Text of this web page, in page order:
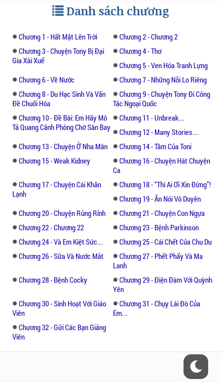
thông qua”Cà phê cùng Tony”có thể thổi
nguồn cảm hứng tới những độc giả không
có điều kiện sử dụng internet, đồng thời
khuyến khích văn hóa đọc ở các bạn trẻ
trong thời đại mà văn hóa nghe nhìn đang
dần chiếm ưu thế.
Đơn giản và không cầu kì, đọc”Cà phê cùng
Tony”,độc giả sẽ cảm thấy như đang khám
phá câu chuyện của chính mình qua cách kể
của một người khác. Đọc”Cà phê cùng
Tony”,độc giả không thể cười lớn như khi
đọc những mẩu chuyện cười, họ chỉ có thể
tủm tỉm với những triết lí dí dỏm mà TnBS
Liệu tình yêu này rồi sẽ tiếp diễn đến đâu
nữa, mọi thứ sẽ còn ra sao, mời bạn đón đọc
truyện ngôn tình đặc sắc này để giải đáp
những thắc mắc, những nỗi lo âu, những gì
mà người ta còn trăn trở. Mời bạn tìm đọc
những truyên khác cùng thể loại như: Cổ
Thi Diễm Hậu, Mị Tướng Quân,...
Danh sách chương
Chương 1 - Hất Mặt Lên Trời
Chương 2 - Chương 2
Chương 3 - Chuyện Tony Bị Đại
Gia Xài Xuể
Chương 4 - Thơ
Chương 5 - Ven Hóa Tranh Lựng
Chương 6 - Về Nước
Chương 7 - Những Nỗi Lo Riêng
Chương 8 - Du Hạc Sinh Và Vấn
Đề Chuối Hóa
Chương 9 - Chuyện Tony Đi Công
Tác Ngoại Quốc
Chương 10 - Đề Bài: Em Hãy Mô
Tả Quang Cảnh Phòng Chờ Sân Bay
Chương 11 - Unbreak...
Chương 12 - Many Stories...
Chương 13 - Chuyện Ở Nha Mân
Chương 14 - Tầm Của Toni
Chương 15 - Weak Kidney
Chương 16 - Chuyện Hát Chuyện
Ca
Chương 17 - Chuyện Cái Khăn
Lạnh
Chương 18 - “Thì Ai Ơi Xin Đừng”!
Chương 19 - Ăn Nói Vô Duyên
Chương 20 - Chuyện Rủng Rỉnh
Chương 21 - Chuyện Con Ngựa
Chương 22 - Chương 22
Chương 23 - Bệnh Parkinson
Chương 24 - Và Em Kiệt Sức...
Chương 25 - Cái Chết Của Chu Du
Chương 26 - Sữa Và Nước Mắt
Chương 27 - Phết Phẩy Và Ma
Lanh
Chương 28 - Bệnh Cocky
Chương 29 - Điện Đàm Với Quỳnh
Yên
Chương 30 - Sinh Hoạt Với Giáo
Viên
Chương 31 - Chụy Lái Đò Của
Em...
Chương 32 - Gửi Các Bạn Giảng
Viên